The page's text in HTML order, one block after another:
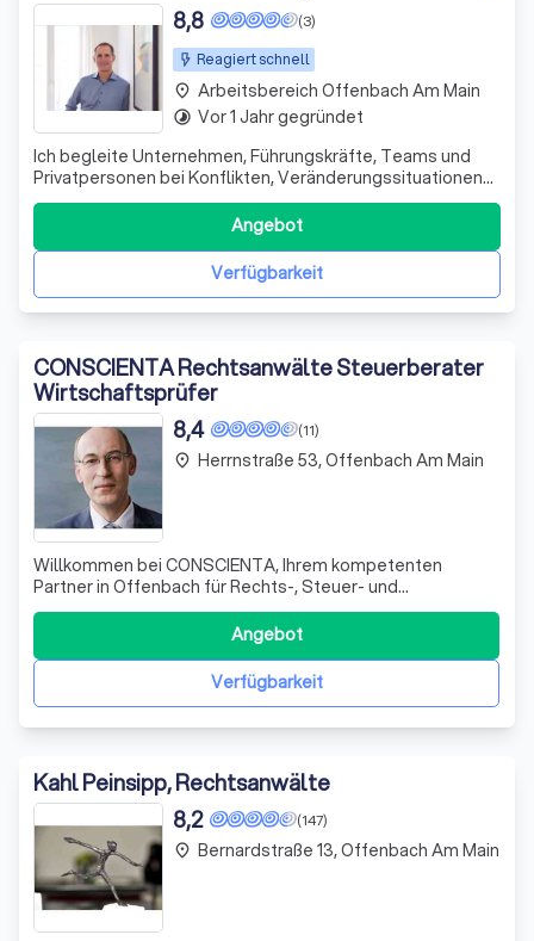
Reagiert schnell
(3)
8,8
Ich begleite Unternehmen, Führungskräfte, Teams und
Privatpersonen bei Konflikten, Veränderungssituationen
und persönlichen Klärungsprozessen. Beruflich
unterstütze ich bei Spannungen im Team,
Führungsfragen, Rollenunklarheiten und
Veränderungsprozessen. Privat begleite ich bei Konflikten
Verfügbarkeit
Angebot
place Arbeitsbereich Offenbach Am Main
timelapse Vor 1 Jahr gegründet
CONSCIENTA Rechtsanwälte Steuerberater
Wirtschaftsprüfer
(11)
8,4
Willkommen bei CONSCIENTA, Ihrem kompetenten
Partner in Offenbach für Rechts-, Steuer- und
Wirtschaftsberatung. Mit steigenden Anforderungen in
diesen Bereichen haben wir die passende Antwort:
"CONSCIENTA - Beraten mit Wissen". Unser
spezialisiertes Know-how und unsere Fähigkeit, uns
Verfügbarkeit
Angebot
place Herrnstraße 53, Offenbach Am Main
Kahl Peinsipp, Rechtsanwälte
(147)
8,2
place Bernardstraße 13, Offenbach Am Main